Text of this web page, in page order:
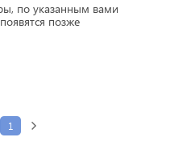
по указанным вами
позже
1